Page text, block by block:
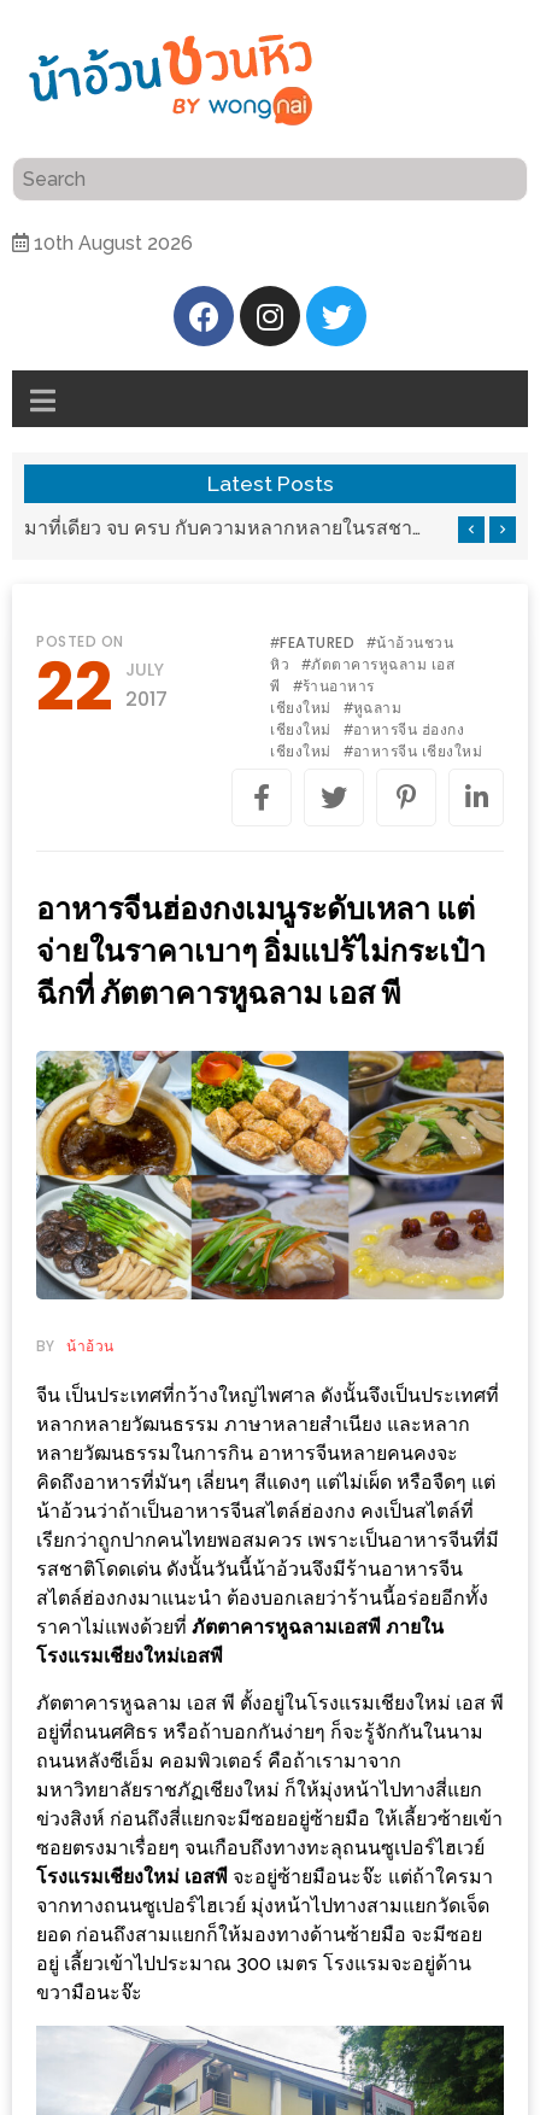
10th August 2026
แนะนำ
อ้วน
ความ
เป็น
ศิริ
ปัน
นาฯ
เชียงใหม่
เล่น
กัน
…
เดียว
ที่
ครั้ง
ช้อป
ชิ
ลล์
ชิม
ที่
HIMMA
MARKET
10
ร้าน
พ่อ
ค้า
แซ่บ
แม่ค้า
สวย
ร้าน
รวย
เสน่ห์
ของ
เชียงใหม่
ที่
ต้อง
ไป
ลอง
16
ร้าน
อร่อย
ต้อง
Latest Posts
มาที่เดียว จบ ครบ กับความหลากหลายในรสชาติที่นำมาจากทั่วเมืองจีนที่ HAN The Chinese Cuisine
POSTED ON
22 JULY
2017
#FEATURED #น้าอ้วนชวน
หิว
#ภัตตาคารหูฉลาม เอส
พี
#ร้านอาหาร
เชียงใหม่
#หูฉลาม
เชียงใหม่
#อาหารจีน ฮ่องกง
เชียงใหม่
#อาหารจีน เชียงใหม่
อาหารจีนฮ่องกงเมนูระดับเหลา แต่
จ่ายในราคาเบาๆ อิ่มแปร้ไม่กระเป๋า
ฉีกที่ ภัตตาคารหูฉลาม เอส พี
BY น้าอ้วน
จีน เป็นประเทศที่กว้างใหญ่ไพศาล ดังนั้นจึงเป็นประเทศที่
หลากหลายวัฒนธรรม ภาษาหลายสำเนียง และหลาก
หลายวัฒนธรรมในการกิน อาหารจีนหลายคนคงจะ
คิดถึงอาหารที่มันๆ เลี่ยนๆ สีแดงๆ แต่ไม่เผ็ด หรือจืดๆ แต่
น้าอ้วนว่าถ้าเป็นอาหารจีนสไตล์ฮ่องกง คงเป็นสไตล์ที่
เรียกว่าถูกปากคนไทยพอสมควร เพราะเป็นอาหารจีนที่มี
รสชาติโดดเด่น ดังนั้นวันนี้น้าอ้วนจึงมีร้านอาหารจีน
สไตล์ฮ่องกงมาแนะนำ ต้องบอกเลยว่าร้านนี้อร่อยอีกทั้ง
ราคาไม่แพงด้วยที่ ภัตตาคารหูฉลามเอสพี ภายใน
โรงแรมเชียงใหม่เอสพี
ภัตตาคารหูฉลาม เอส พี ตั้งอยู่ในโรงแรมเชียงใหม่ เอส พี
อยู่ที่ถนนศศิธร หรือถ้าบอกกันง่ายๆ ก็จะรู้จักกันในนาม
ถนนหลังซีเอ็ม คอมพิวเตอร์ คือถ้าเรามาจาก
มหาวิทยาลัยราชภัฏเชียงใหม่ ก็ให้มุ่งหน้าไปทางสี่แยก
ข่วงสิงห์ ก่อนถึงสี่แยกจะมีซอยอยู่ซ้ายมือ ให้เลี้ยวซ้ายเข้า
ซอยตรงมาเรื่อยๆ จนเกือบถึงทางทะลุถนนซูเปอร์ไฮเวย์
โรงแรมเชียงใหม่ เอสพี จะอยู่ซ้ายมือนะจ๊ะ แต่ถ้าใครมา
จากทางถนนซูเปอร์ไฮเวย์ มุ่งหน้าไปทางสามแยกวัดเจ็ด
ยอด ก่อนถึงสามแยกก็ให้มองทางด้านซ้ายมือ จะมีซอย
อยู่ เลี้ยวเข้าไปประมาณ 300 เมตร โรงแรมจะอยู่ด้าน
ขวามือนะจ๊ะ